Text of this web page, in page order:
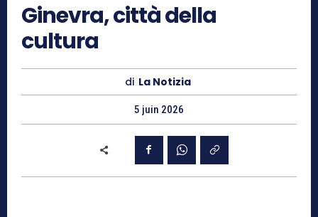
Ginevra, città della
cultura
di La Notizia
5 juin 2026